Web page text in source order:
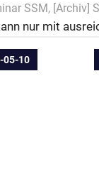
SSM, [Archiv]
nur mit
10